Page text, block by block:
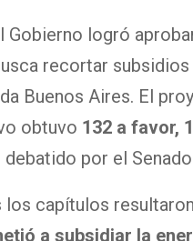
logró
recortar subsidios
Buenos Aires. El
obtuvo 132 a favor,
debatido por el
capítulos
a subsidiar la